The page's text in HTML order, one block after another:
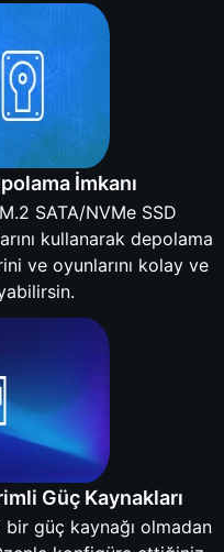
İmkanı
SATA/NVMe SSD
kullanarak depolama
ve oyunlarını kolay ve
Güç Kaynakları
güç kaynağı olmadan